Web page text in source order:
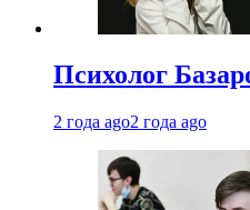
Психолог
2 года ago2 года ago